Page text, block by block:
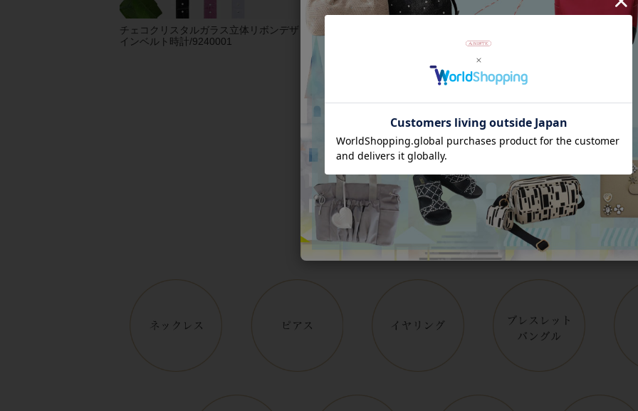
チェコクリスタルガラス立体リボンデザ
インベルト時計/9240001
【アンジェラカプッチ】イタリア製大ぶ
8mm玉マジョルカパール×キュー
ジルコニアフラワーネックレス/
Category
アイテムカテゴリー